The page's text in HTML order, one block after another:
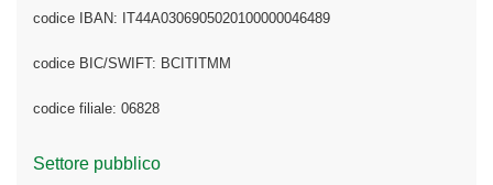
codice IBAN: IT44A0306905020100000046489
codice BIC/SWIFT: BCITITMM
codice filiale: 06828
Settore pubblico